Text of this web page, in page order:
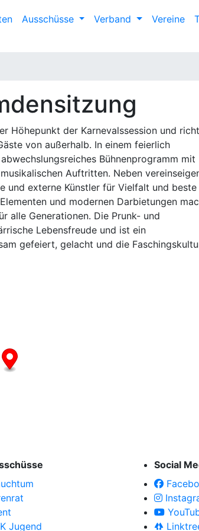
Ausschüsse Verband Vereine
Höhepunkt der Karnevalssession und
von außerhalb. In einem feierlich
Bühnenprogramm mit
Auftritten. Neben
und externe Künstler für Vielfalt und beste
und modernen Darbietungen
alle Generationen. Die Prunk- und
Lebensfreude und ist ein
gefeiert, gelacht und die
Jugend
Social